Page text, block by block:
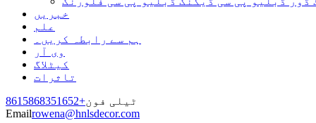
خبریں
علم
ہم سے رابطہ کریں۔
وی آر
کیٹلاگ
تاثرات
ٹیلی فون+8615868351652
Emailrowena@hnlsdecor.com